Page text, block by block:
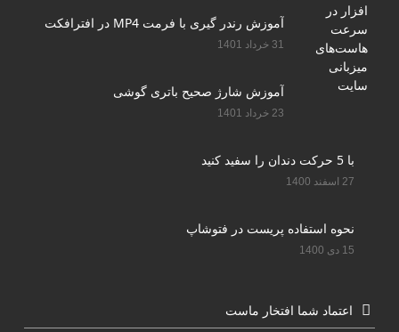
آموزش رندر گیری با فرمت MP4 در افترافکت
31 خرداد 1401
آموزش شارژ صحیح باتری گوشی
23 خرداد 1401
با 5 حرکت دندان را سفید کنید
27 اسفند 1400
نحوه استفاده پریست در فتوشاپ
15 دی 1400
اعتماد شما افتخار ماست